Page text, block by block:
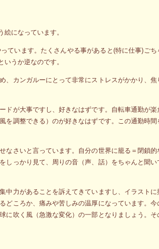
になっています。
ています。たくさんやる事があると(特に仕事)ごち
うか逆なのです。
、カンガルーにとって非常にストレスがかかり、焦
ドが大事ですし、好きなはずです。自転車通勤が楽
を調整できる）のが好きなはずです。この通勤時間
なさいと言っています。自分の世界に籠る＝閉鎖的
っかり見て、周りの音（声、話）をちゃんと聞い
中力があることを訴えてきていますし、イラストに
どころか、痛みや苦しみの温厚になっています。今
に吹く風（急激な変化）の一部となりましょう。そ